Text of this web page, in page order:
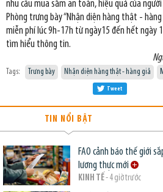
nhu cầu mua sắm an toàn, hiệu quả của
Phòng trưng bày “Nhận diện hàng thật -
miễn phí lúc 9h-17h từ ngày15 đến hết ngày
tìm hiểu thông tin.
Tags: Trưng bày Nhận diện hàng thật - hàng giả
Tweet
TIN NỔI BẬT
FAO cảnh báo thế giới
lương thực mới
KINH TẾ- 4 giờ trước